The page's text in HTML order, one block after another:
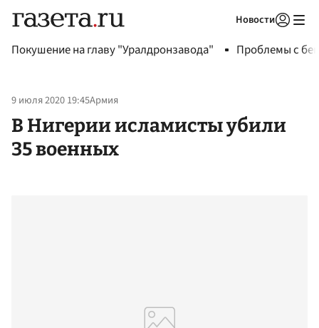
Новости
Покушение на главу "Уралдронзавода" Проблемы с
9 июля 2020 19:45Армия
В Нигерии исламисты убили
35 военных